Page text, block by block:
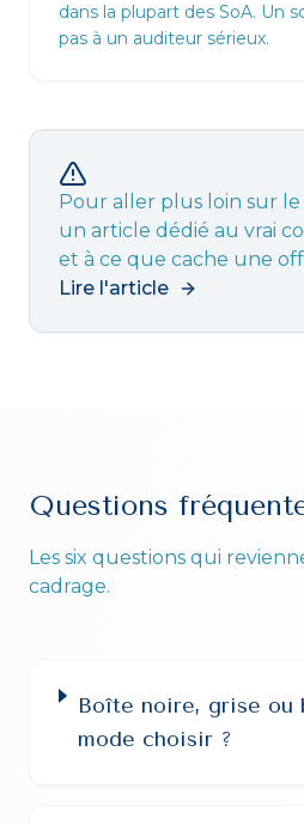
dans la plupart des SoA. Un
pas à un auditeur sérieux.
Pour aller plus loin sur le
un article dédié au vrai
et à ce que cache une
Lire l'article
Questions
Les six questions qui
cadrage.
Boîte noire, grise ou
mode choisir ?